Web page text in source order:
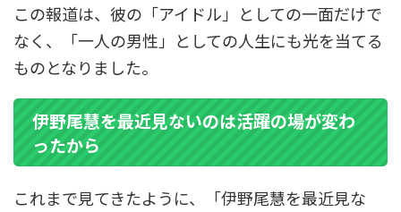
この報道は、彼の「アイドル」としての一面だけで
なく、「一人の男性」としての人生にも光を当てる
ものとなりました。
伊野尾慧を最近見ないのは活躍の場が変わ
ったから
これまで見てきたように、「伊野尾慧を最近見な